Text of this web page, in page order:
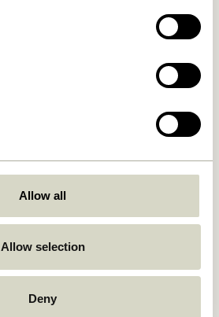
Allow all
Allow selection
Deny
Sandfarben
In den warenkorb